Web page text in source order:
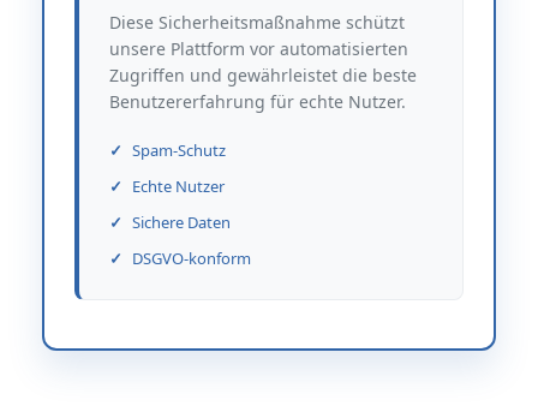
Diese Sicherheitsmaßnahme schützt
unsere Plattform vor automatisierten
Zugriffen und gewährleistet die beste
Benutzererfahrung für echte Nutzer.
Spam-Schutz
Echte Nutzer
Sichere Daten
DSGVO-konform